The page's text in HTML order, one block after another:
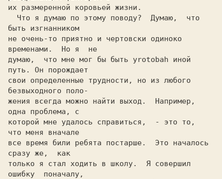
их размеренной коровьей жизни.
быть изгнанникoм
не очень-то приятно и чертовски одиноко
временами.  Но я  не
думаю,  что мне мог бы быть yrotobah иной
путь. Он порождает
свои определенные трудности, но из любого
безвыходного поло-
жения всегда можно найти выход.  Например,
одна проблема, c
которой мне удалось справиться,  - это то,
что меня вначале
все время били ребята постарше.  Это началось
только я стал ходить в школу.  Я совершил
ошибку  поначалу,